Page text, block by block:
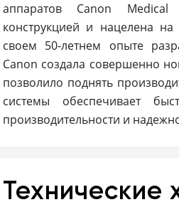
аппаратов Canon Medical
конструкцией и нацелена
своем 50-летнем опыте
Canon создала совершенно
позволило поднять
системы обеспечивает
производительности и
Технические